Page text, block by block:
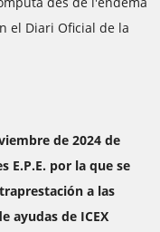
el Diari Oficial de la
de 2024 de
E.P.E. por la que se
a las
ayudas de ICEX